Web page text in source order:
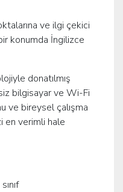
ve ilgi çekici
konumda İngilizce
donatılmış
bilgisayar ve Wi-Fi
ve bireysel çalışma
en verimli hale